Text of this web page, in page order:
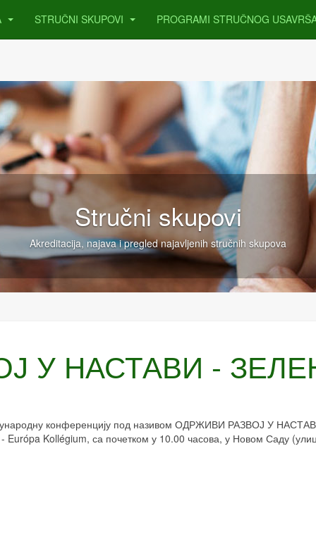
STRUČNI SKUPOVI PROGRAMI STRUČNOG
Stručni skupovi
Akreditacija, najava i pregled najavljenih stručnih skupova
У НАСТАВИ -
конференцију под називом ОДРЖИВИ РАЗВОЈ У
Európa Kollégium, са почетком у 10.00 часова, у Новом Саду